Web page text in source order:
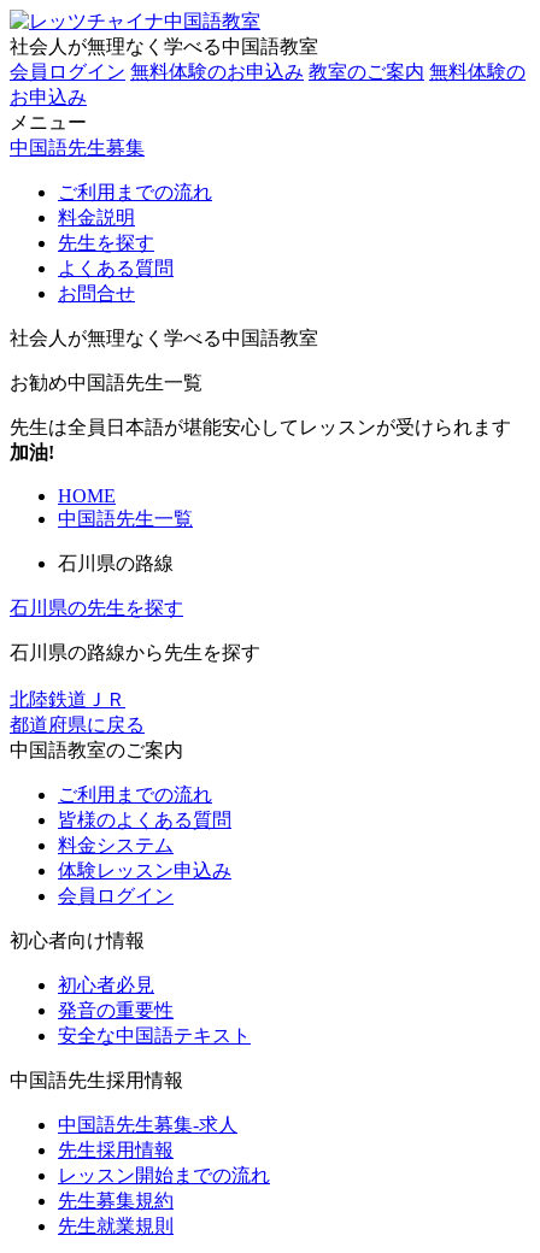
社会人が無理なく学べる中国語教室
会員ログイン 無料体験のお申込み 教室のご案内 無料体験の
お申込み
メニュー
中国語先生募集
ご利用までの流れ
料金説明
先生を探す
よくある質問
お問合せ
社会人が無理なく学べる中国語教室
お勧め中国語先生一覧
先生は全員日本語が堪能安心してレッスンが受けられます
加油!
HOME
中国語先生一覧
石川県の路線
石川県の先生を探す
石川県の路線から先生を探す
北陸鉄道 ＪＲ
都道府県に戻る
中国語教室のご案内
ご利用までの流れ
皆様のよくある質問
料金システム
体験レッスン申込み
会員ログイン
初心者向け情報
初心者必見
発音の重要性
安全な中国語テキスト
中国語先生採用情報
中国語先生募集-求人
先生採用情報
レッスン開始までの流れ
先生募集規約
先生就業規則